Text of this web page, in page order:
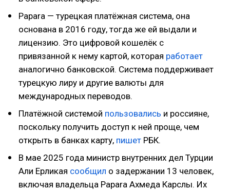
Papara — турецкая платёжная система, она
основана в 2016 году, тогда же ей выдали и
лицензию. Это цифровой кошелёк с
привязанной к нему картой, которая работает
аналогично банковской. Система поддерживает
турецкую лиру и другие валюты для
международных переводов.
Платёжной системой пользовались и россияне,
поскольку получить доступ к ней проще, чем
открыть в банках карту, пишет РБК.
В мае 2025 года министр внутренних дел Турции
Али Ерликая сообщил о задержании 13 человек,
включая владельца Papara Ахмеда Карслы. Их